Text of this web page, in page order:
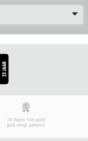
30 dagen 'niet goed
geld terug' garantie!